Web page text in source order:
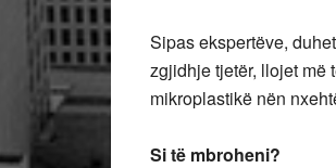
Sipas ekspertëve,
zgjidhje tjetër, llojet më
mikroplastikë nën
Si të mbroheni?